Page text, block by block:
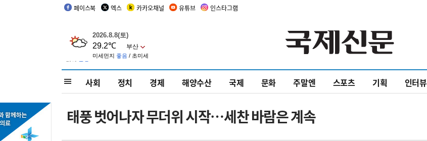
페이스북 엑스 카카오채널 유튜브 인스타그램
사회 정치 경제 해양수산 국제 문화 주말엔 스포츠 기획 인터뷰
태풍 벗어나자 무더위 시작…세찬 바람은 계속